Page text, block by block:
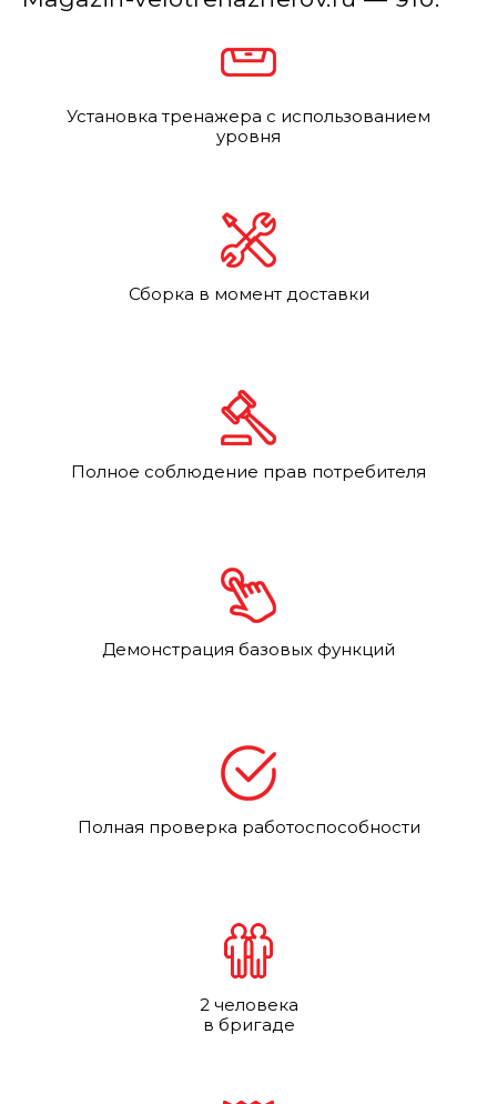
Установка тренажера с использованием
уровня
Сборка в момент доставки
Полное соблюдение прав потребителя
Демонстрация базовых функций
Полная проверка работоспособности
2 человека
в бригаде